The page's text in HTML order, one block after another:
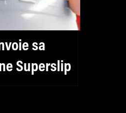
sa
Superslip